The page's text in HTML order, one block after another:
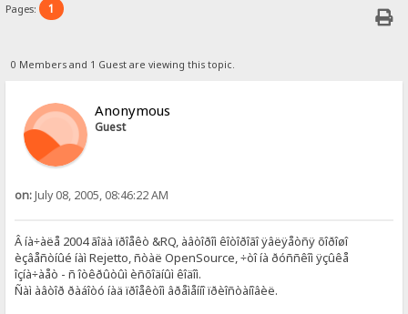
Pages: 1
0 Members and 1 Guest are viewing this topic.
Anonymous
Guest
on:July 08, 2005, 08:46:22 AM
Â íà÷àëå 2004 ãîäà ïðîåêò &RQ, àâòîðîì êîòîðîãî ÿâëÿåòñÿ õîðîøî
èçâåñòíûé íàì Rejetto, ñòàë OpenSource, ÷òî íà ðóññêîì ÿçûêå
îçíà÷àåò - ñ îòêðûòûì èñõîäíûì êîäîì.
Ñàì àâòîð ðàáîòó íàä ïðîåêòîì âðåìåííî ïðèîñòàíîâèë.